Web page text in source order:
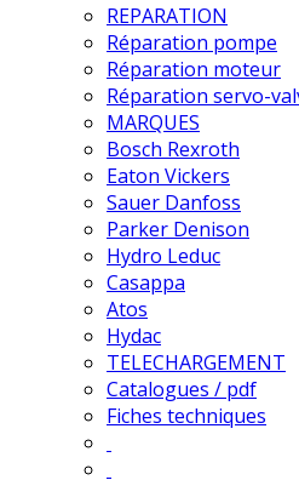
REPARATION
Réparation pompe
Réparation moteur
Réparation servo-
MARQUES
Bosch Rexroth
Eaton Vickers
Sauer Danfoss
Parker Denison
Hydro Leduc
Casappa
Atos
Hydac
TELECHARGEMENT
Catalogues / pdf
Fiches techniques